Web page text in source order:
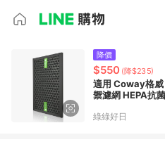
降價
$550 (降$235)
適用 Coway格
禦濾網 HEPA抗
綠綠好日